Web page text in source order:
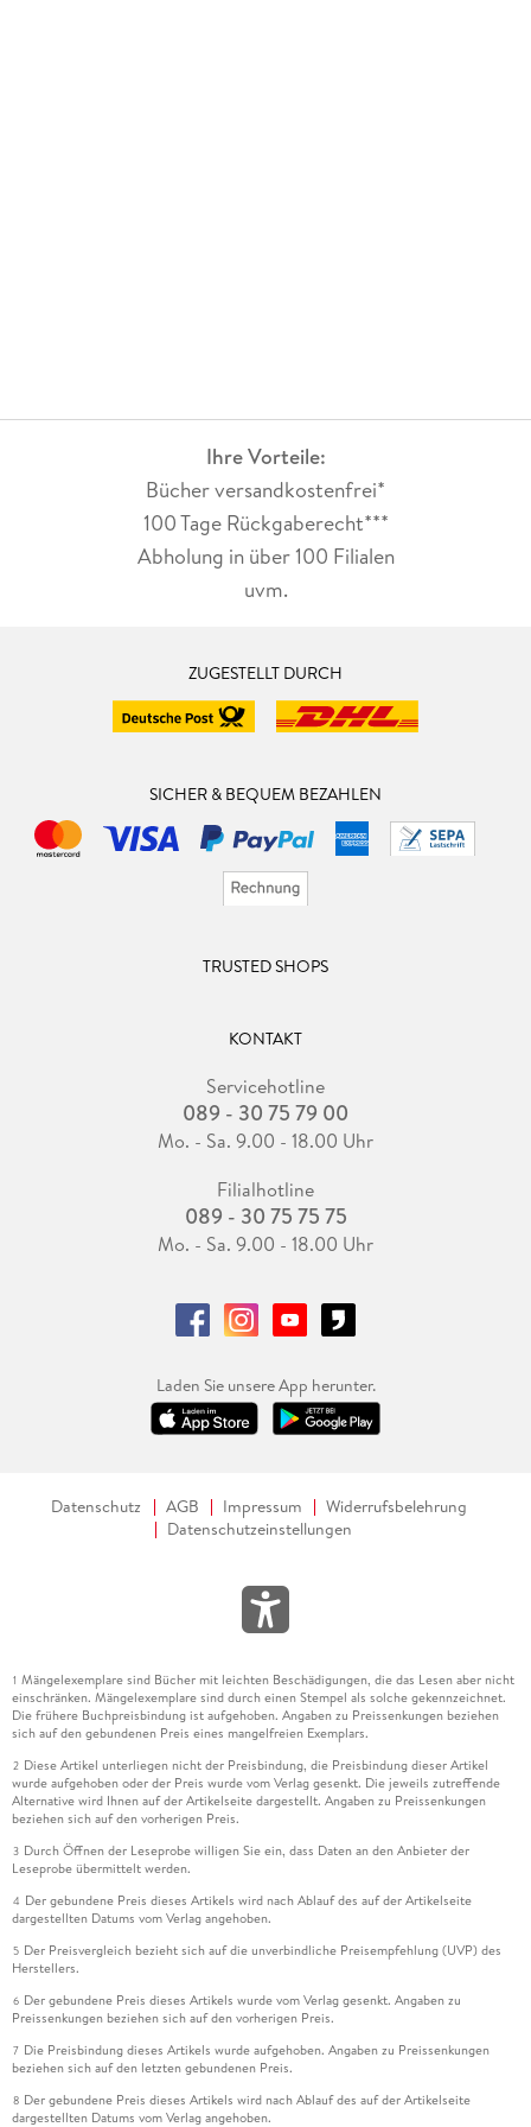
Ihre Vorteile:
Bücher versandkostenfrei*
100 Tage Rückgaberecht***
Abholung in über 100 Filialen
uvm.
ZUGESTELLT DURCH
SICHER & BEQUEM BEZAHLEN
TRUSTED SHOPS
KONTAKT
Servicehotline
089 - 30 75 79 00
Mo. - Sa. 9.00 - 18.00 Uhr
Filialhotline
089 - 30 75 75 75
Mo. - Sa. 9.00 - 18.00 Uhr
Laden Sie unsere App herunter.
Datenschutz AGB Impressum
Widerrufsbelehrung
Datenschutzeinstellungen
1 Mängelexemplare sind Bücher mit leichten Beschädigungen, die das Lesen aber nicht
einschränken. Mängelexemplare sind durch einen Stempel als solche gekennzeichnet.
Die frühere Buchpreisbindung ist aufgehoben. Angaben zu Preissenkungen beziehen
sich auf den gebundenen Preis eines mangelfreien Exemplars.
2 Diese Artikel unterliegen nicht der Preisbindung, die Preisbindung dieser Artikel
wurde aufgehoben oder der Preis wurde vom Verlag gesenkt. Die jeweils zutreffende
Alternative wird Ihnen auf der Artikelseite dargestellt. Angaben zu Preissenkungen
beziehen sich auf den vorherigen Preis.
3 Durch Öffnen der Leseprobe willigen Sie ein, dass Daten an den Anbieter der
Leseprobe übermittelt werden.
4 Der gebundene Preis dieses Artikels wird nach Ablauf des auf der Artikelseite
dargestellten Datums vom Verlag angehoben.
5 Der Preisvergleich bezieht sich auf die unverbindliche Preisempfehlung (UVP) des
Herstellers.
6 Der gebundene Preis dieses Artikels wurde vom Verlag gesenkt. Angaben zu
Preissenkungen beziehen sich auf den vorherigen Preis.
7 Die Preisbindung dieses Artikels wurde aufgehoben. Angaben zu Preissenkungen
beziehen sich auf den letzten gebundenen Preis.
8 Der gebundene Preis dieses Artikels wird nach Ablauf des auf der Artikelseite
dargestellten Datums vom Verlag angehoben.